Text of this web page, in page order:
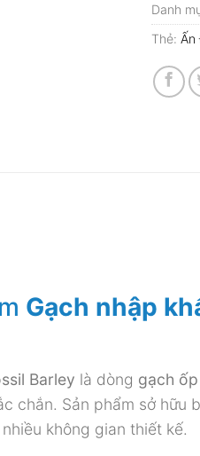
Danh
Thẻ: Ấn
Gạch nhập
Barley là dòng gạch
chắn. Sản phẩm sở
không gian thiết kế.